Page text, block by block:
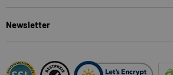
Newsletter